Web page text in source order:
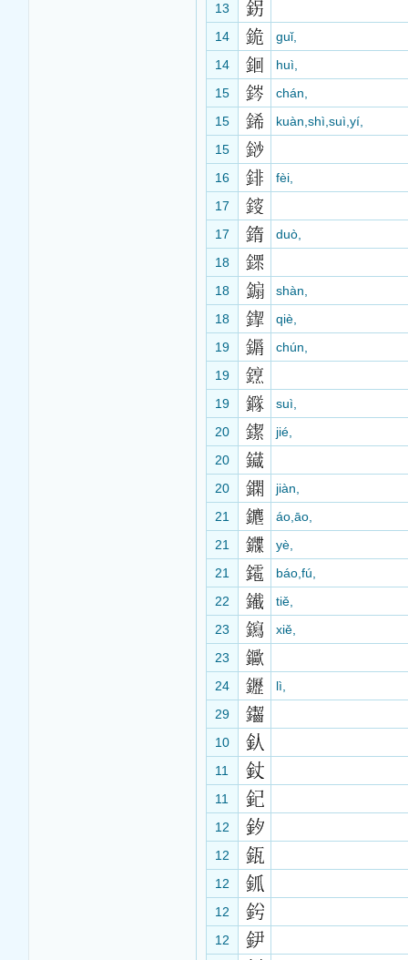
13
14
guǐ,
14
huì,
15
chán,
15
kuàn,shì,suì,yí,
15
16
fèi,
17
17
duò,
18
18
shàn,
18
qiè,
19
chún,
19
19
suì,
20
jié,
20
20
jiàn,
21
áo,āo,
21
yè,
21
báo,fú,
22
tiě,
23
xiě,
23
24
lì,
29
10
11
11
12
12
12
12
12